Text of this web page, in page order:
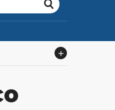
Buscar no portal